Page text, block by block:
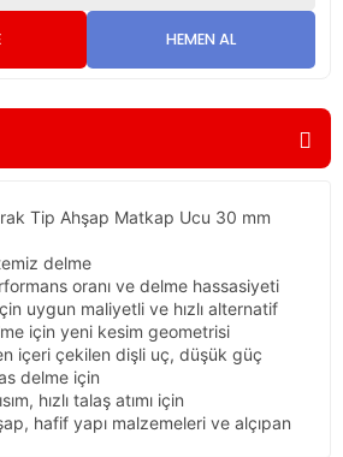
HEMEN AL
Tip Ahşap Matkap Ucu 30 mm
delme
oranı ve delme hassasiyeti
uygun maliyetli ve hızlı alternatif
için yeni kesim geometrisi
içeri çekilen dişli uç, düşük güç
delme için
hızlı talaş atımı için
hafif yapı malzemeleri ve alçıpan